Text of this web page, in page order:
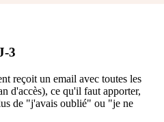
3
reçoit un email avec toutes les
d'accès), ce qu'il faut apporter,
de "j'avais oublié" ou "je ne